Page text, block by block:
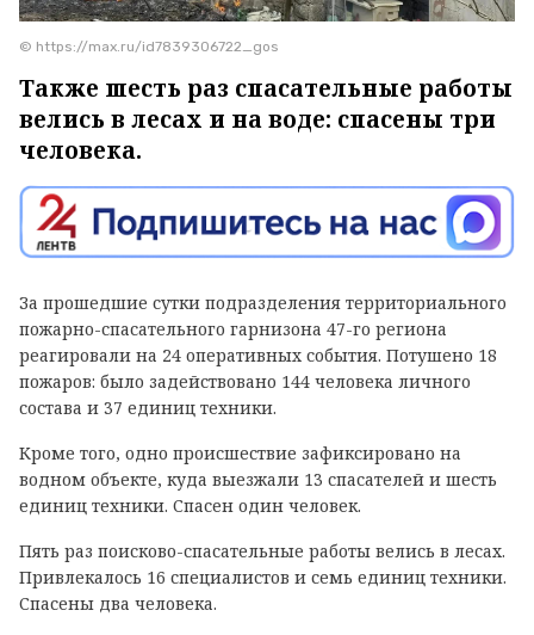
© https://max.ru/id7839306722_gos
Также шесть раз спасательные работы
велись в лесах и на воде: спасены три
человека.
За прошедшие сутки подразделения территориального
пожарно-спасательного гарнизона 47-го региона
реагировали на 24 оперативных события. Потушено 18
пожаров: было задействовано 144 человека личного
состава и 37 единиц техники.
Кроме того, одно происшествие зафиксировано на
водном объекте, куда выезжали 13 спасателей и шесть
единиц техники. Спасен один человек.
Пять раз поисково-спасательные работы велись в лесах.
Привлекалось 16 специалистов и семь единиц техники.
Спасены два человека.